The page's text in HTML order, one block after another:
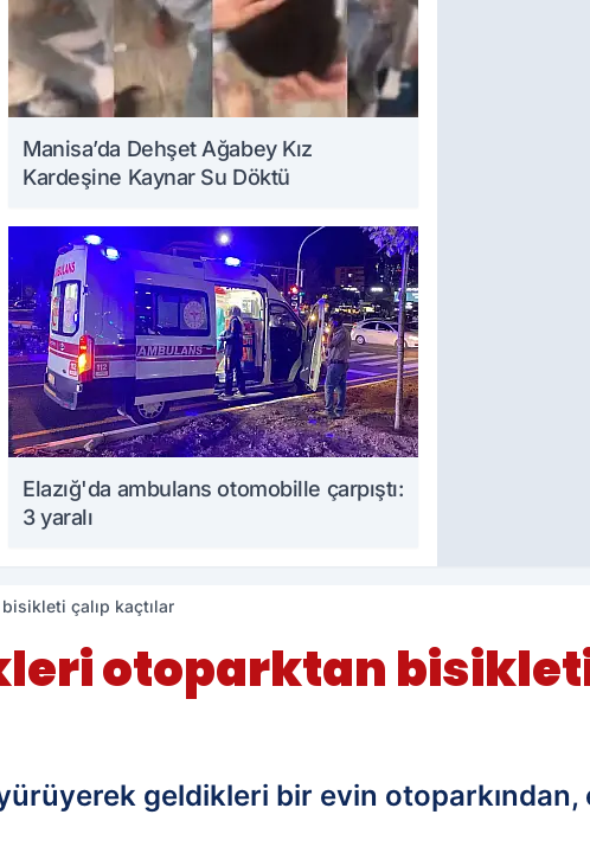
Manisa’da Dehşet Ağabey Kız
Kardeşine Kaynar Su Döktü
Elazığ'da ambulans otomobille çarpıştı:
3 yaralı
çalıp kaçtılar
otoparktan
geldikleri bir evin